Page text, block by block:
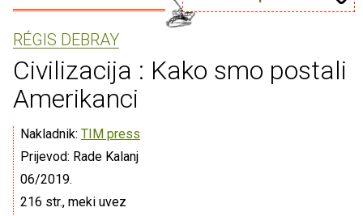
RÉGIS DEBRAY
Civilizacija : Kako smo postali
Amerikanci
Nakladnik: TIM press
Prijevod: Rade Kalanj
06/2019.
216 str., meki uvez